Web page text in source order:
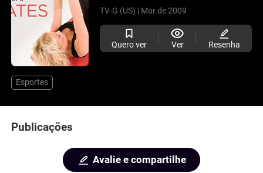
TV-G (US) | Mar de 2009
Quero ver Ver Resenha
Esportes
Publicações
Avalie e compartilhe